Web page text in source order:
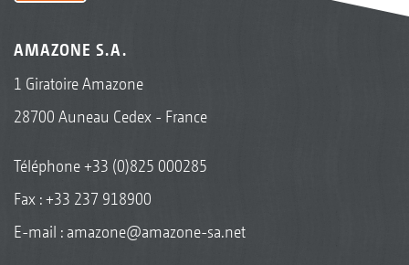
AMAZONE S.A.
1 Giratoire Amazone
28700 Auneau Cedex - France
Téléphone+33 (0)825 000285
Fax : +33 237 918900
E-mail : amazone@amazone-sa.net